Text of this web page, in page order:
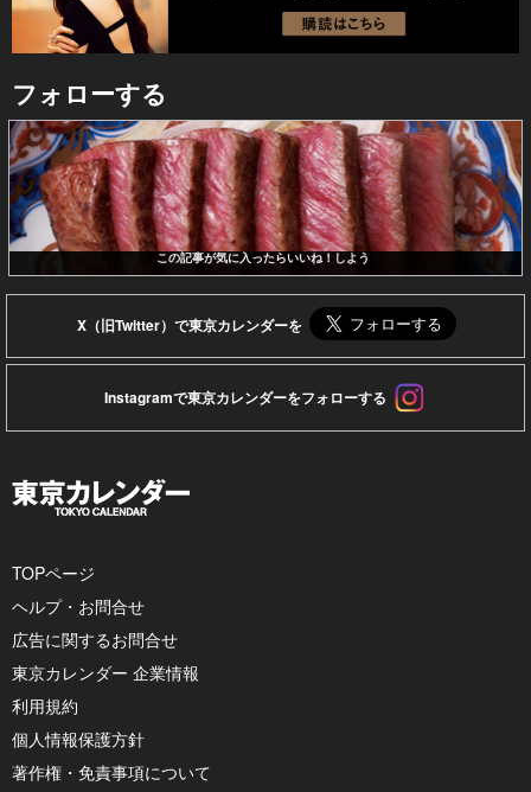
フォローする
この記事が気に入ったらいいね！しよう
X（旧Twitter）で東京カレンダーを
Instagramで東京カレンダーをフォローする
TOPページ
ヘルプ・お問合せ
広告に関するお問合せ
東京カレンダー 企業情報
利用規約
個人情報保護方針
著作権・免責事項について